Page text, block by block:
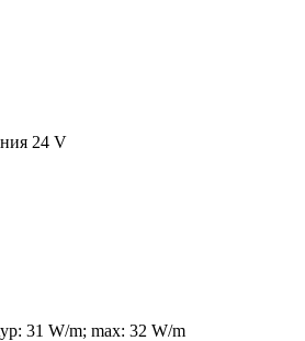
24 V
31 W/m; max: 32 W/m